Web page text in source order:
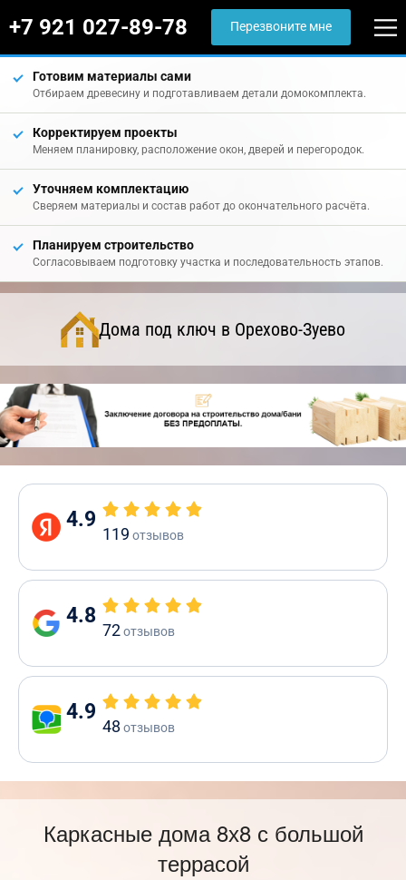
+7 921 027-89-78 Перезвоните мне
Готовим материалы сами
Отбираем древесину и подготавливаем детали домокомплекта.
Корректируем проекты
Меняем планировку, расположение окон, дверей и перегородок.
Уточняем комплектацию
Сверяем материалы и состав работ до окончательного расчёта.
Планируем строительство
Согласовываем подготовку участка и последовательность этапов.
Дома под ключ в Орехово-Зуево
4.9
119 отзывов
4.8
72отзывов
4.9
48 отзывов
Каркасные дома 8х8 с большой
террасой